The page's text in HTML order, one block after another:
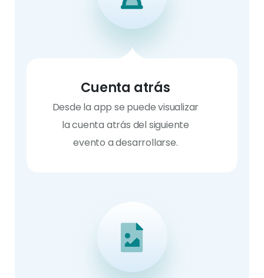
Cuenta atrás
Desde la app se puede visualizar
la cuenta atrás del siguiente
evento a desarrollarse.